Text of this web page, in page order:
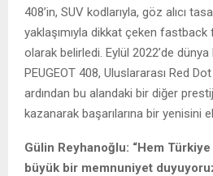
408’in, SUV kodlarıyla, göz alıcı
yaklaşımıyla dikkat çeken fastback
olarak belirledi. Eylül 2022’de dünya
PEUGEOT 408, Uluslararası Red
ardından bu alandaki bir diğer
kazanarak başarılarına bir yenisini
Gülin Reyhanoğlu: “Hem
büyük bir memnuniyet